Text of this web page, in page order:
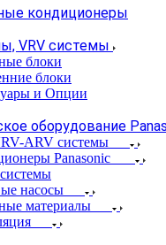
кондиционеры
VRV системы
блоки
блоки
и Опции
оборудование
ARV системы
Panasonic
насосы
материалы